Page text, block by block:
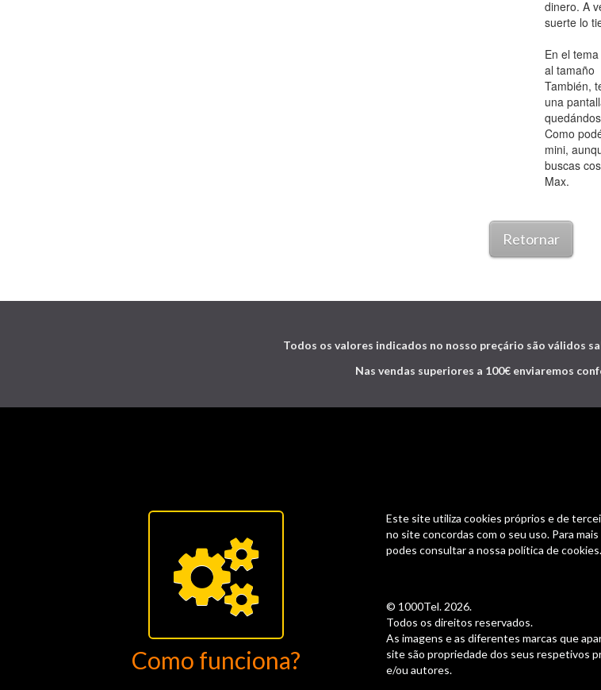
dinero. A
suerte lo
En el
al tamaño
También,
una
Como
mini,
buscas
Max.
Retornar
Todos os valores indicados no nosso preçário são válidos
Nas vendas superiores a 100€ enviaremos
Como funciona?
Este site utiliza cookies próprios e de
no site concordas com o seu uso. Para
podes consultar a nossa política de cookies.
© 1000Tel. 2026.
Todos os direitos reservados.
As imagens e as diferentes marcas que
site são propriedade dos seus respetivos
e/ou autores.